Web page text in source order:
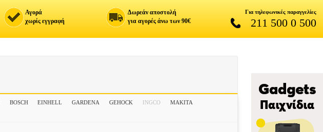
Αγορά
χωρίς εγγραφή
Δωρεάν αποστολή
για αγορές άνω των 90€
Για τηλεφωνικές παραγγελίες
211 500 0 500
BOSCH EINHELL GARDENA GEHOCK INGCO
MAKITA